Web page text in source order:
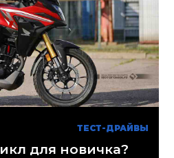
ТЕСТ-ДРАЙВЫ
для новичка?